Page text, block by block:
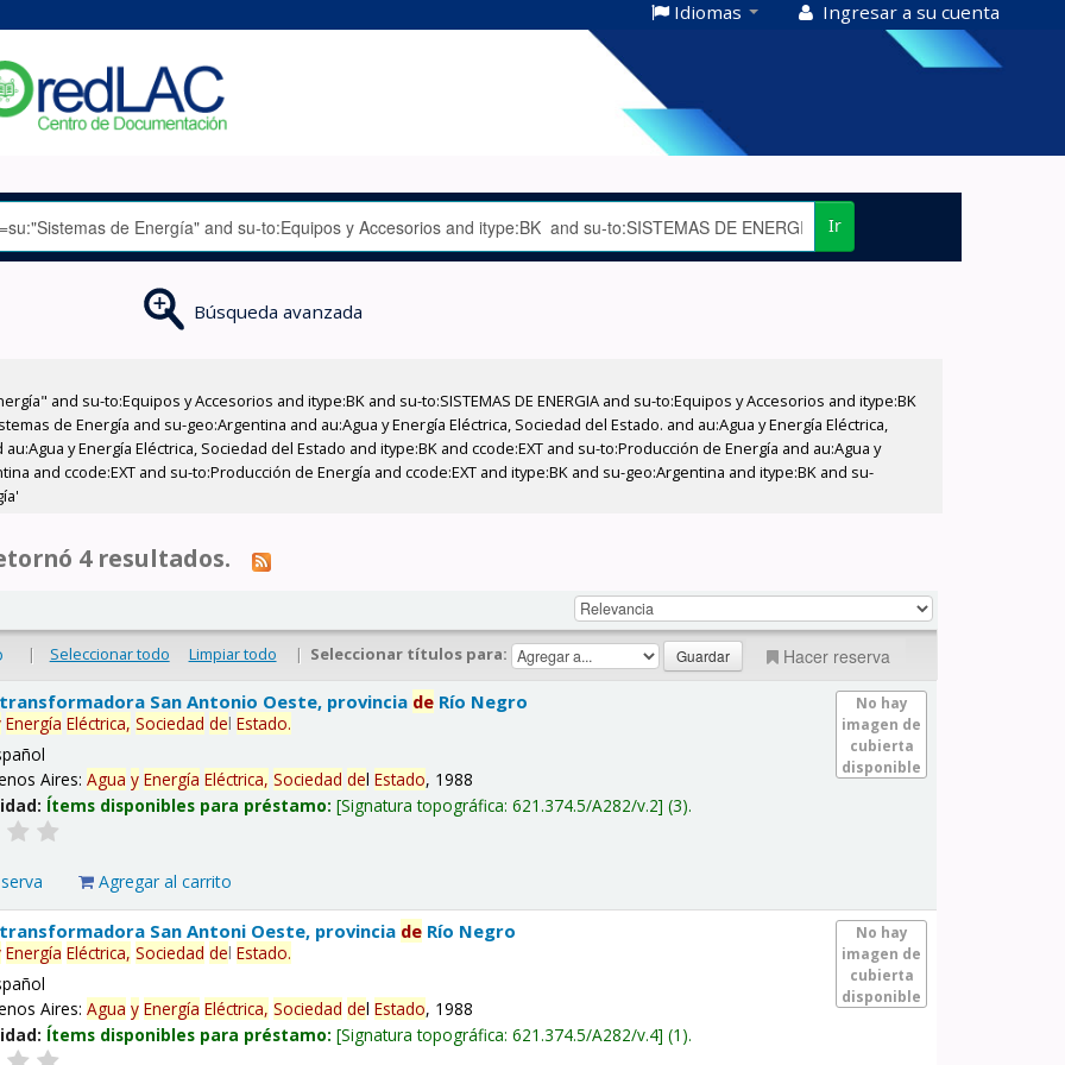
Idiomas Ingresar a su cuenta
Ir
Búsqueda avanzada
and su-to:Equipos y Accesorios and itype:BK and su-to:SISTEMAS DE ENERGIA and su-to:Equipos y Accesorios and itype:BK
de Energía and su-geo:Argentina and au:Agua y Energía Eléctrica, Sociedad del Estado. and au:Agua y Energía Eléctrica,
y Energía Eléctrica, Sociedad del Estado and itype:BK and ccode:EXT and su-to:Producción de Energía and au:Agua y
and ccode:EXT and su-to:Producción de Energía and ccode:EXT and itype:BK and su-geo:Argentina and itype:BK and su-
4 resultados.
| Seleccionar todo Limpiar todo | Seleccionar títulos para: Hacer reserva
No hay
imagen de
cubierta
disponible
San Antonio Oeste, provincia de Río Negro
Energía Eléctrica, Sociedad delEstado.
Aires:Agua y Energía Eléctrica, Sociedad delEstado, 1988
Ítems disponibles para préstamo: Signatura topográfica:621.374.5/A282/v.2 (3).
Agregar al carrito
No hay
imagen de
cubierta
disponible
San Antoni Oeste, provincia de Río Negro
Energía Eléctrica, Sociedad delEstado.
Aires:Agua y Energía Eléctrica, Sociedad delEstado, 1988
Ítems disponibles para préstamo: Signatura topográfica:621.374.5/A282/v.4 (1).